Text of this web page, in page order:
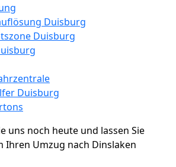
Duisburg
Duisburg
Duisburg
uns noch heute und lassen Sie
Ihren Umzug nach Dinslaken